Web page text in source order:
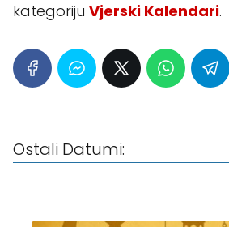
kategoriju Vjerski Kalendari.
Ostali Datumi: